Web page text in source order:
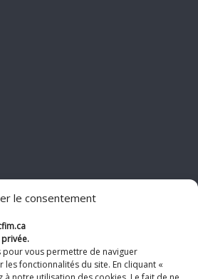
le consentement
pour vous permettre de naviguer
les fonctionnalités du site. En cliquant «
CFIM